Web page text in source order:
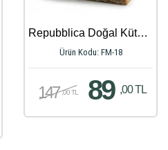
Repubblica Doğal Kütükte Renkli Gerberalar
Ürün Kodu: FM-18
147 ,00 TL 89 ,00 TL